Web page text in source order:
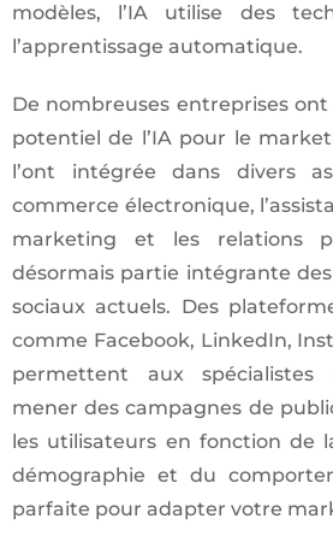
modèles, l’IA utilise des
l’apprentissage automatique.
De nombreuses entreprises ont
potentiel de l’IA pour le
l’ont intégrée dans divers
commerce électronique,
marketing et les relations
désormais partie intégrante
sociaux actuels. Des
comme Facebook, LinkedIn,
permettent aux
mener des campagnes de
les utilisateurs en fonction de
démographie et du
parfaite pour adapter votre